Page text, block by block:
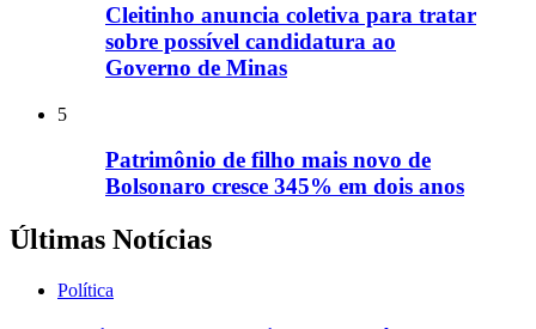
Cleitinho anuncia coletiva para tratar
sobre possível candidatura ao
Governo de Minas
5
Patrimônio de filho mais novo de
Bolsonaro cresce 345% em dois anos
Últimas Notícias
Política